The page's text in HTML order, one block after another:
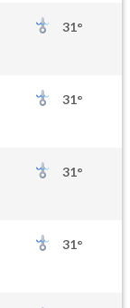
31°
31°
31°
31°